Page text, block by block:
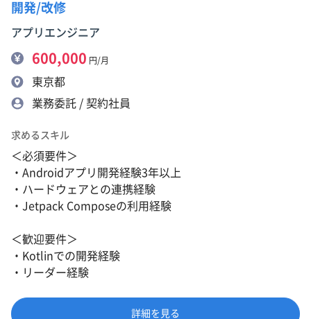
開発/改修
アプリエンジニア
600,000 円/月
東京都
業務委託 / 契約社員
求めるスキル
＜必須要件＞
・Androidアプリ開発経験3年以上
・ハードウェアとの連携経験
・Jetpack Composeの利用経験
＜歓迎要件＞
・Kotlinでの開発経験
・リーダー経験
詳細を見る